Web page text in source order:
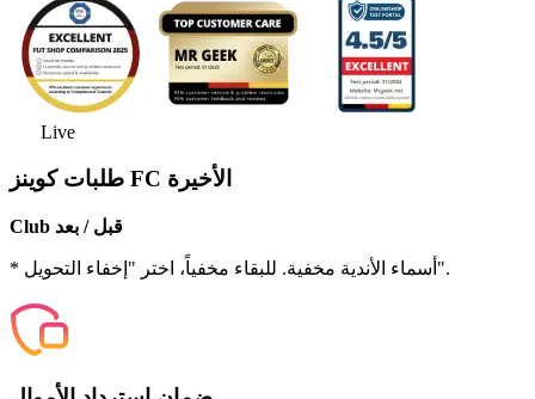
Live
طلبات كوينز FC الأخيرة
Club قبل / بعد
* أسماء الأندية مخفية. للبقاء مخفياً، اختر "إخفاء التحويل".